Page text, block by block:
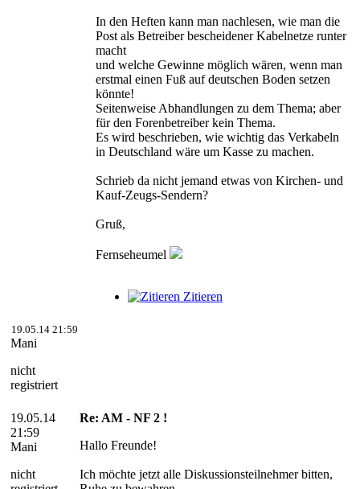
In den Heften kann man nachlesen, wie man die
Post als Betreiber bescheidener Kabelnetze runter
macht
und welche Gewinne möglich wären, wenn man
erstmal einen Fuß auf deutschen Boden setzen
könnte!
Seitenweise Abhandlungen zu dem Thema; aber
für den Forenbetreiber kein Thema.
Es wird beschrieben, wie wichtig das Verkabeln
in Deutschland wäre um Kasse zu machen.
Schrieb da nicht jemand etwas von Kirchen- und
Kauf-Zeugs-Sendern?
Gruß,
Fernseheumel
Zitieren
19.05.14 21:59
Mani
nicht
registriert
19.05.14
21:59
Mani
nicht
Re: AM - NF 2 !
Hallo Freunde!
Ich möchte jetzt alle Diskussionsteilnehmer bitten,